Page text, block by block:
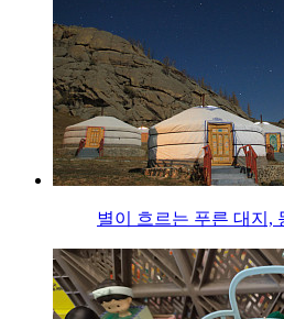
별이 흐르는 푸른 대지,